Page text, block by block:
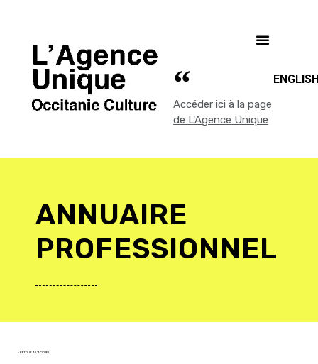
Accéder ici à la page
de L'Agence Unique
ANNUAIRE
PROFESSIONNEL
< RETOUR À L'ACCUEIL